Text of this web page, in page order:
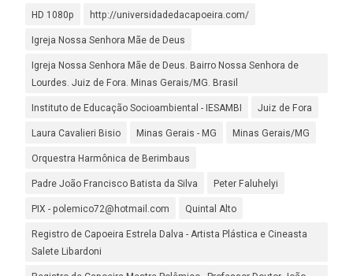
HD 1080p http://universidadedacapoeira.com/
Igreja Nossa Senhora Mãe de Deus
Igreja Nossa Senhora Mãe de Deus. Bairro Nossa Senhora de
Lourdes. Juiz de Fora. Minas Gerais/MG. Brasil
Instituto de Educação Socioambiental - IESAMBI Juiz de Fora
Laura Cavalieri Bisio Minas Gerais - MG Minas Gerais/MG
Orquestra Harmônica de Berimbaus
Padre João Francisco Batista da Silva Peter Faluhelyi
PIX - polemico72@hotmail.com Quintal Alto
Registro de Capoeira Estrela Dalva - Artista Plástica e Cineasta
Salete Libardoni